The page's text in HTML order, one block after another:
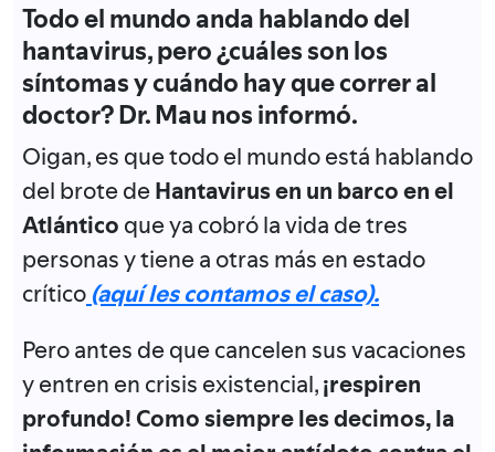
Todo el mundo anda hablando del
hantavirus, pero ¿cuáles son los
síntomas y cuándo hay que correr al
doctor? Dr. Mau nos informó.
Oigan, es que todo el mundo está hablando
del brote deHantavirus en un barco en el
Atlántico que ya cobró la vida de tres
personas y tiene a otras más en estado
crítico (aquí les contamos el caso).
Pero antes de que cancelen sus vacaciones
y entren en crisis existencial,¡respiren
profundo! Como siempre les decimos, la